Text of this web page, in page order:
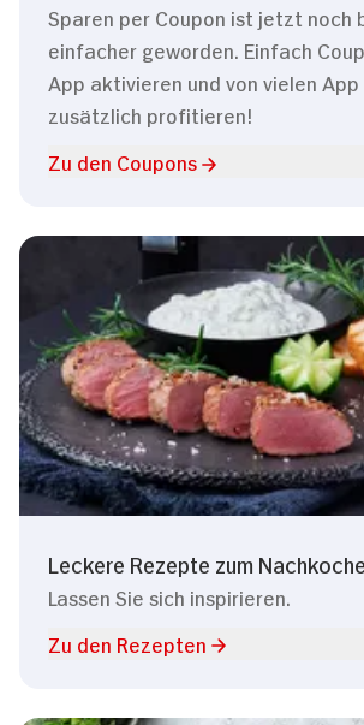
Sparen per Coupon ist jetzt noch
einfacher geworden. Einfach
App aktivieren und von vielen App
zusätzlich profitieren!
Zu den Coupons
Leckere Rezepte zum
Lassen Sie sich inspirieren.
Zu den Rezepten